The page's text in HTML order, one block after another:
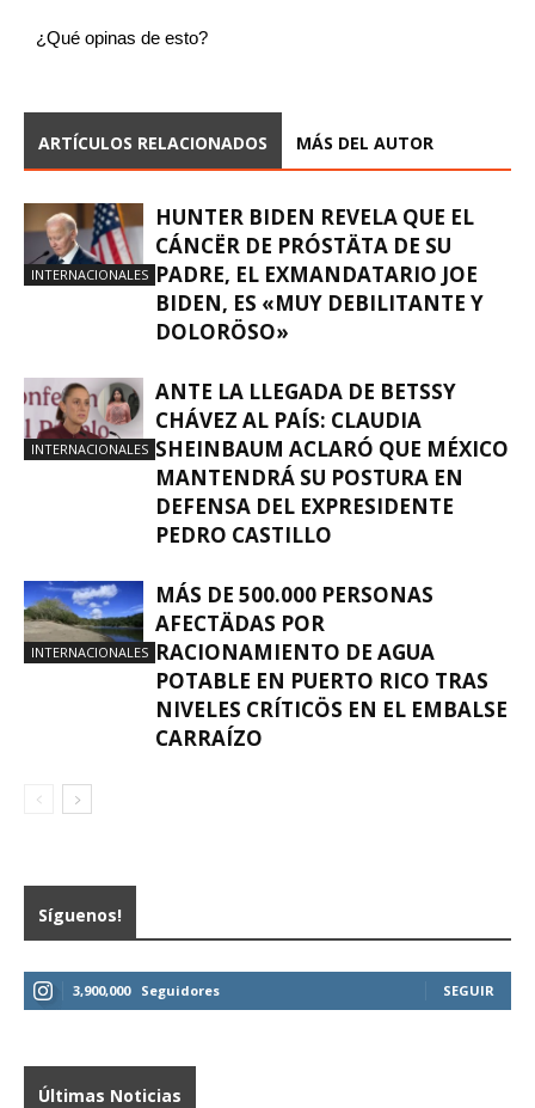
¿Qué opinas de esto?
ARTÍCULOS RELACIONADOS MÁS DEL AUTOR
INTERNACIONALES
HUNTER BIDEN REVELA QUE EL
CÁNCËR DE PRÓSTÄTA DE SU
PADRE, EL EXMANDATARIO JOE
BIDEN, ES «MUY DEBILITANTE Y
DOLORÖSO»
INTERNACIONALES
ANTE LA LLEGADA DE BETSSY
CHÁVEZ AL PAÍS: CLAUDIA
SHEINBAUM ACLARÓ QUE MÉXICO
MANTENDRÁ SU POSTURA EN
DEFENSA DEL EXPRESIDENTE
PEDRO CASTILLO
INTERNACIONALES
MÁS DE 500.000 PERSONAS
AFECTÄDAS POR
RACIONAMIENTO DE AGUA
POTABLE EN PUERTO RICO TRAS
NIVELES CRÍTICÖS EN EL EMBALSE
CARRAÍZO
Síguenos!
3,900,000 Seguidores SEGUIR
Últimas Noticias